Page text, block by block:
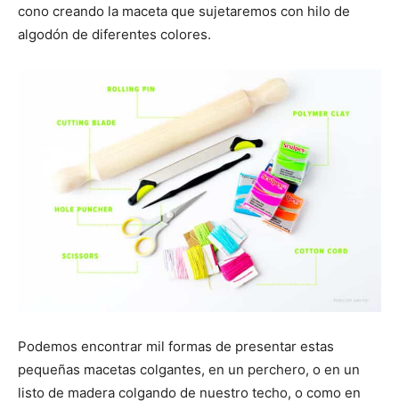
cono creando la maceta que sujetaremos con hilo de
algodón de diferentes colores.
Podemos encontrar mil formas de presentar estas
pequeñas macetas colgantes, en un perchero, o en un
listo de madera colgando de nuestro techo, o como en